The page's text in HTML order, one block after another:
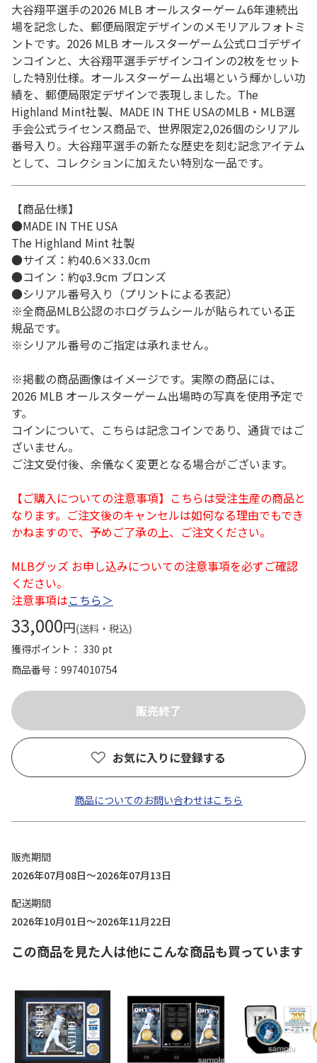
大谷翔平選手の2026 MLB オールスターゲーム6年連続出
場を記念した、郵便局限定デザインのメモリアルフォトミ
ントです。2026 MLB オールスターゲーム公式ロゴデザイ
ンコインと、大谷翔平選手デザインコインの2枚をセット
した特別仕様。オールスターゲーム出場という輝かしい功
績を、郵便局限定デザインで表現しました。The
Highland Mint社製、MADE IN THE USAのMLB・MLB選
手会公式ライセンス商品で、世界限定2,026個のシリアル
番号入り。大谷翔平選手の新たな歴史を刻む記念アイテム
として、コレクションに加えたい特別な一品です。
【商品仕様】
●MADE IN THE USA
The Highland Mint 社製
●サイズ：約40.6×33.0cm
●コイン：約φ3.9cm ブロンズ
●シリアル番号入り（プリントによる表記）
※全商品MLB公認のホログラムシールが貼られている正
規品です。
※シリアル番号のご指定は承れません。
※掲載の商品画像はイメージです。実際の商品には、
2026 MLB オールスターゲーム出場時の写真を使用予定で
す。
コインについて、こちらは記念コインであり、通貨ではご
ざいません。
ご注文受付後、余儀なく変更となる場合がございます。
【ご購入についての注意事項】こちらは受注生産の商品と
なります。ご注文後のキャンセルは如何なる理由でもでき
かねますので、予めご了承の上、ご注文ください。
MLBグッズ お申し込みについての注意事項を必ずご確認
ください。
注意事項はこちら＞
33,000円(送料・税込)
獲得ポイント： 330 pt
商品番号
9974010754
お気に入りに登録する
商品についてのお問い合わせはこちら
販売期間
2026年07月08日～2026年07月13日
配送期間
2026年10月01日～2026年11月22日
この商品を見た人は他にこんな商品も買っています